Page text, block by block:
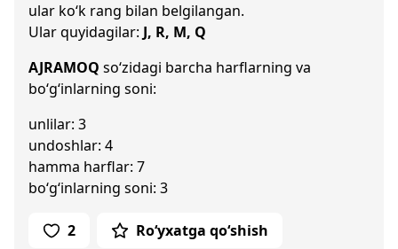
ular ko‘k rang bilan belgilangan.
Ular quyidagilar: J, R, M, Q
AJRAMOQ so‘zidagi barcha harflarning va
bo‘g‘inlarning soni:
unlilar: 3
undoshlar: 4
hamma harflar: 7
bo‘g‘inlarning soni: 3
2 Ro‘yxatga qo‘shish